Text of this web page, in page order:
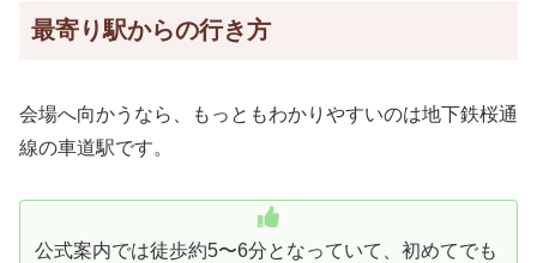
最寄り駅からの行き方
会場へ向かうなら、もっともわかりやすいのは地下鉄桜通
線の車道駅です。
公式案内では徒歩約5〜6分となっていて、初めてでも